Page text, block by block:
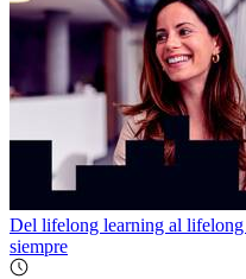
Del lifelong learning al lifelong
siempre